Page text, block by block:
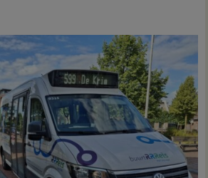
werknemers